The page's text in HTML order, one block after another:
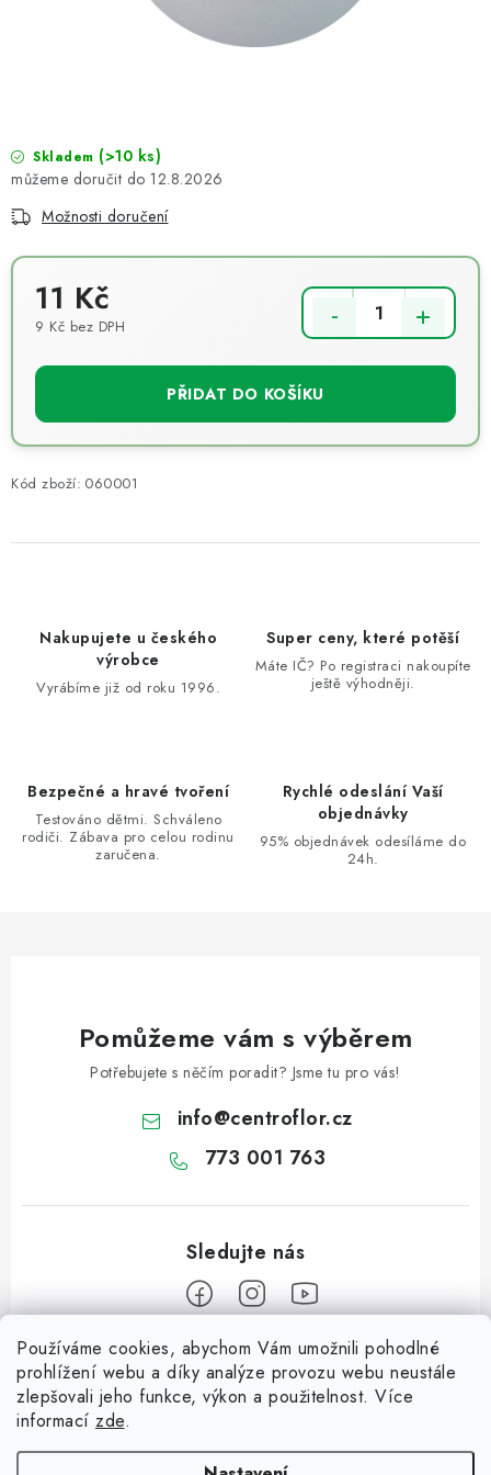
Používáme cookies, abychom Vám umožnili pohodlné
prohlížení webu a díky analýze provozu webu neustále
zlepšovali jeho funkce, výkon a použitelnost. Více
informací zde.
Hodnocení obchodu
Podmínky ochrany osobních údajů
Moje objednávka
Skladem (>10 ks)
12.8.2026
Možnosti doručení
11 Kč
9 Kč bez DPH
PŘIDAT DO KOŠÍKU
Kód zboží: 060001
Nakupujete u českého
výrobce
Vyrábíme již od roku 1996.
Super ceny, které potěší
Máte IČ? Po registraci nakoupíte
ještě výhodněji.
Bezpečné a hravé tvoření
Testováno dětmi. Schváleno
rodiči. Zábava pro celou rodinu
zaručena.
Rychlé odeslání Vaší
objednávky
95% objednávek odesíláme do
24h.
Pomůžeme vám s výběrem
Potřebujete s něčím poradit? Jsme tu pro vás!
info@centroflor.cz
773 001 763
Informace pro vás
Dopravné
Tipy na tvoření